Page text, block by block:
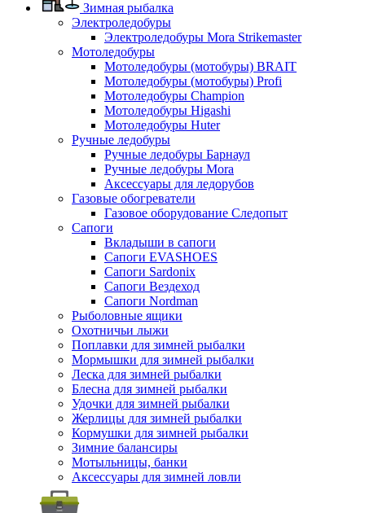
Зимная рыбалка
Электроледобуры
Электроледобуры Mora Strikemaster
Мотоледобуры
Мотоледобуры (мотобуры) BRAIT
Мотоледобуры (мотобуры) Profi
Мотоледобуры Champion
Мотоледобуры Higashi
Мотоледобуры Huter
Ручные ледобуры
Ручные ледобуры Барнаул
Ручные ледобуры Mora
Аксессуары для ледорубов
Газовые обогреватели
Газовое оборудование Следопыт
Сапоги
Вкладыши в сапоги
Сапоги EVASHOES
Сапоги Sardonix
Сапоги Вездеход
Сапоги Nordman
Рыболовные ящики
Охотничьи лыжи
Поплавки для зимней рыбалки
Мормышки для зимней рыбалки
Леска для зимней рыбалки
Блесна для зимней рыбалки
Удочки для зимней рыбалки
Жерлицы для зимней рыбалки
Кормушки для зимней рыбалки
Зимние балансиры
Мотыльницы, банки
Аксессуары для зимней ловли